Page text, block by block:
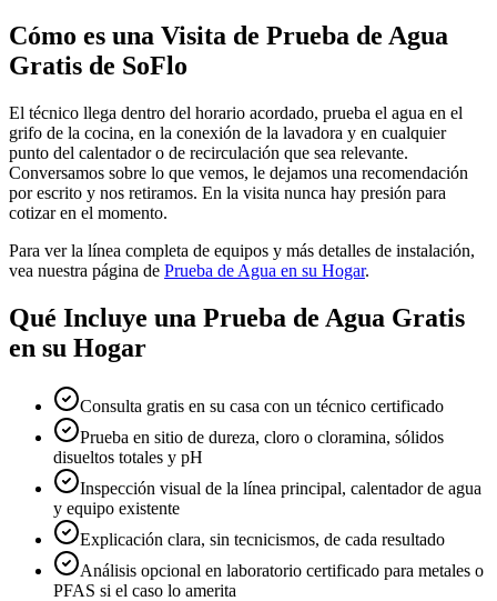
Cómo es una Visita de Prueba de Agua
Gratis de SoFlo
El técnico llega dentro del horario acordado, prueba el agua en el
grifo de la cocina, en la conexión de la lavadora y en cualquier
punto del calentador o de recirculación que sea relevante.
Conversamos sobre lo que vemos, le dejamos una recomendación
por escrito y nos retiramos. En la visita nunca hay presión para
cotizar en el momento.
Para ver la línea completa de equipos y más detalles de instalación,
vea nuestra página de Prueba de Agua en su Hogar.
Qué Incluye una Prueba de Agua Gratis
en su Hogar
Consulta gratis en su casa con un técnico certificado
Prueba en sitio de dureza, cloro o cloramina, sólidos
disueltos totales y pH
Inspección visual de la línea principal, calentador de agua
y equipo existente
Explicación clara, sin tecnicismos, de cada resultado
Análisis opcional en laboratorio certificado para metales o
PFAS si el caso lo amerita